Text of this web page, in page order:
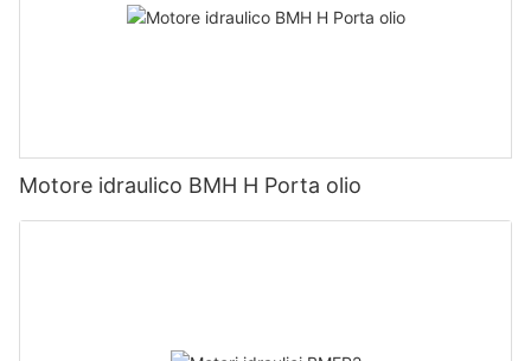
Motore idraulico BMH H Porta olio